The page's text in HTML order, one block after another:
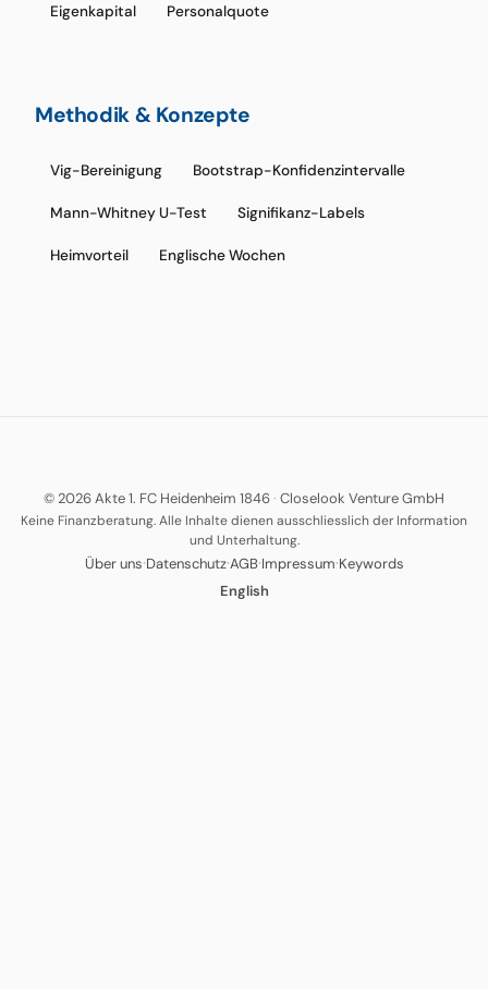
Eigenkapital Personalquote
Methodik & Konzepte
Vig-Bereinigung Bootstrap-Konfidenzintervalle
Mann-Whitney U-Test Signifikanz-Labels
Heimvorteil Englische Wochen
© 2026 Akte 1. FC Heidenheim 1846· Closelook Venture GmbH
Keine Finanzberatung. Alle Inhalte dienen ausschliesslich der Information
und Unterhaltung.
Über uns·Datenschutz·AGB·Impressum·Keywords
English